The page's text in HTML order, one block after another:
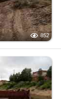
852